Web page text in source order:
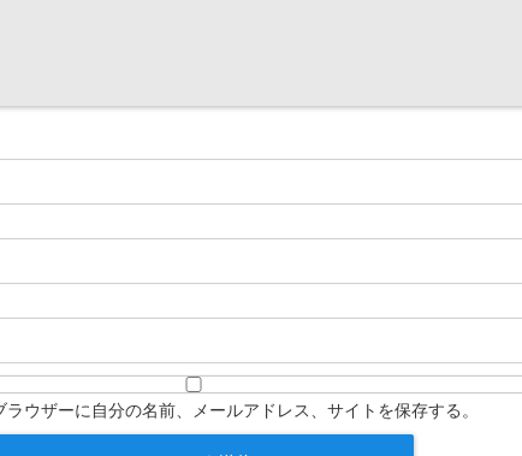
ウザーに自分の名前、メールアドレス、サイトを保存する。